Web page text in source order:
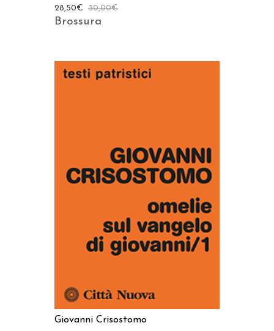
30,00€
28,50€
Brossura
AGGIUNGI AL CARRELLO
Giovanni Crisostomo